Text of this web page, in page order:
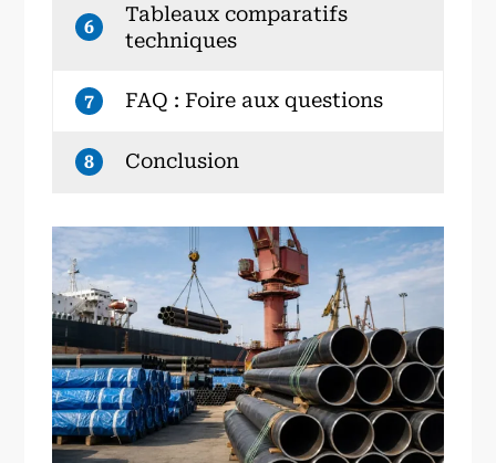
6
Tableaux comparatifs
techniques
7 FAQ : Foire aux questions
8 Conclusion